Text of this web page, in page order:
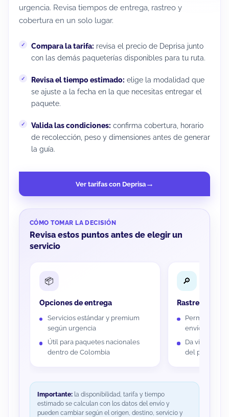
urgencia. Revisa tiempos de entrega, rastreo y
cobertura en un solo lugar.
Compara la tarifa: revisa el precio de Deprisa junto
con las demás paqueterías disponibles para tu ruta.
Revisa el tiempo estimado: elige la modalidad que
se ajuste a la fecha en la que necesitas entregar el
paquete.
Valida las condiciones: confirma cobertura, horario
de recolección, peso y dimensiones antes de generar
la guía.
Ver tarifas con Deprisa
CÓMO TOMAR LA DECISIÓN
Revisa estos puntos antes de elegir un
servicio
Opciones de entrega
Servicios estándar y premium
según urgencia
Útil para paquetes nacionales
dentro de Colombia
Rastreo en
Permite
envío con
Da visibilidad
del paquete
Importante: la disponibilidad, tarifa y tiempo
estimado se calculan con los datos del envío y
pueden cambiar según el origen, destino, servicio y